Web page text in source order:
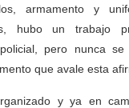
armamento y
hubo un trabajo
pero nunca se
que avale esta
y ya en